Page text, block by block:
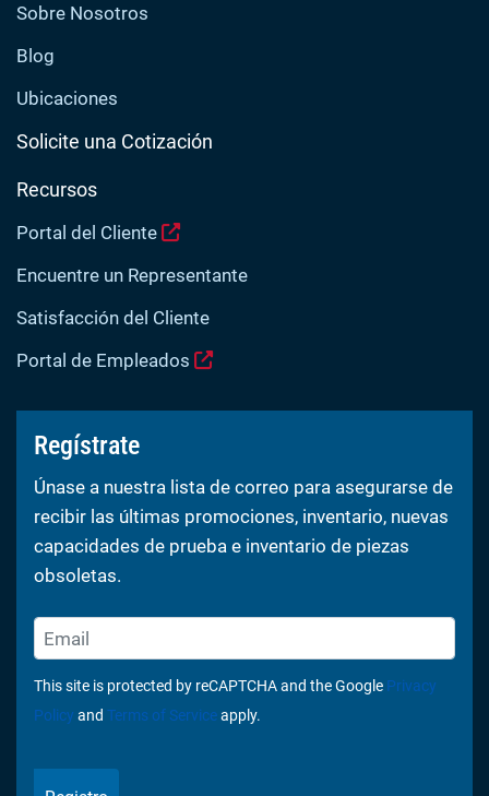
Sobre Nosotros
Blog
Ubicaciones
Solicite una Cotización
Recursos
Portal del Cliente
Encuentre un Representante
Satisfacción del Cliente
Portal de Empleados
Regístrate
Únase a nuestra lista de correo para asegurarse de
recibir las últimas promociones, inventario, nuevas
capacidades de prueba e inventario de piezas
obsoletas.
This site is protected by reCAPTCHA and the Google Privacy
Policy and Terms of Serviceapply.